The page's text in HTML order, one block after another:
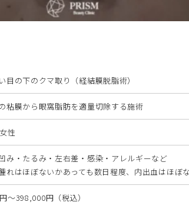
目の下のクマ取り（経結膜脱脂術）
粘膜から眼窩脂肪を適量切除する施術
性
み・たるみ・左右差・感染・アレルギーなど
れはほぼないかあっても数日程度、内出血はほぼ
〜398,000円（税込）